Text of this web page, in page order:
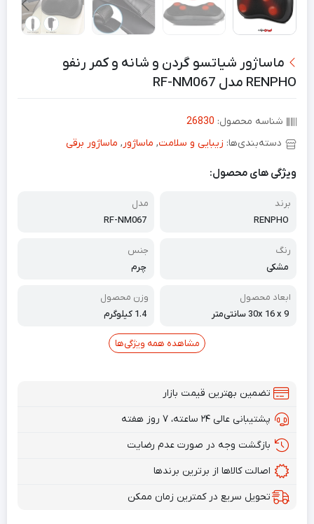
ماساژور شیاتسو گردن و شانە و کمر رنفو
RENPHO مدل RF-NM067
شناسه محصول: 26830
دسته‌بندی‌ها: زیبایی و سلامت, ماساژور, ماساژور برقی
ویژگی های محصول:
برند
RENPHO
مدل
RF-NM067
رنگ
مشکی
جنس
چرم
ابعاد محصول
30x 16 x 9 سانتی‌متر
وزن محصول
1.4 کیلوگرم
مشاهده همه ویژگی‌ها
تضمین بهترین قیمت بازار
پشتیبانی عالی ۲۴ ساعته، ۷ روز هفته
بازگشت وجه در صورت عدم رضایت
اصالت کالاها از برترین برندها
تحویل سریع در کمترین زمان ممکن